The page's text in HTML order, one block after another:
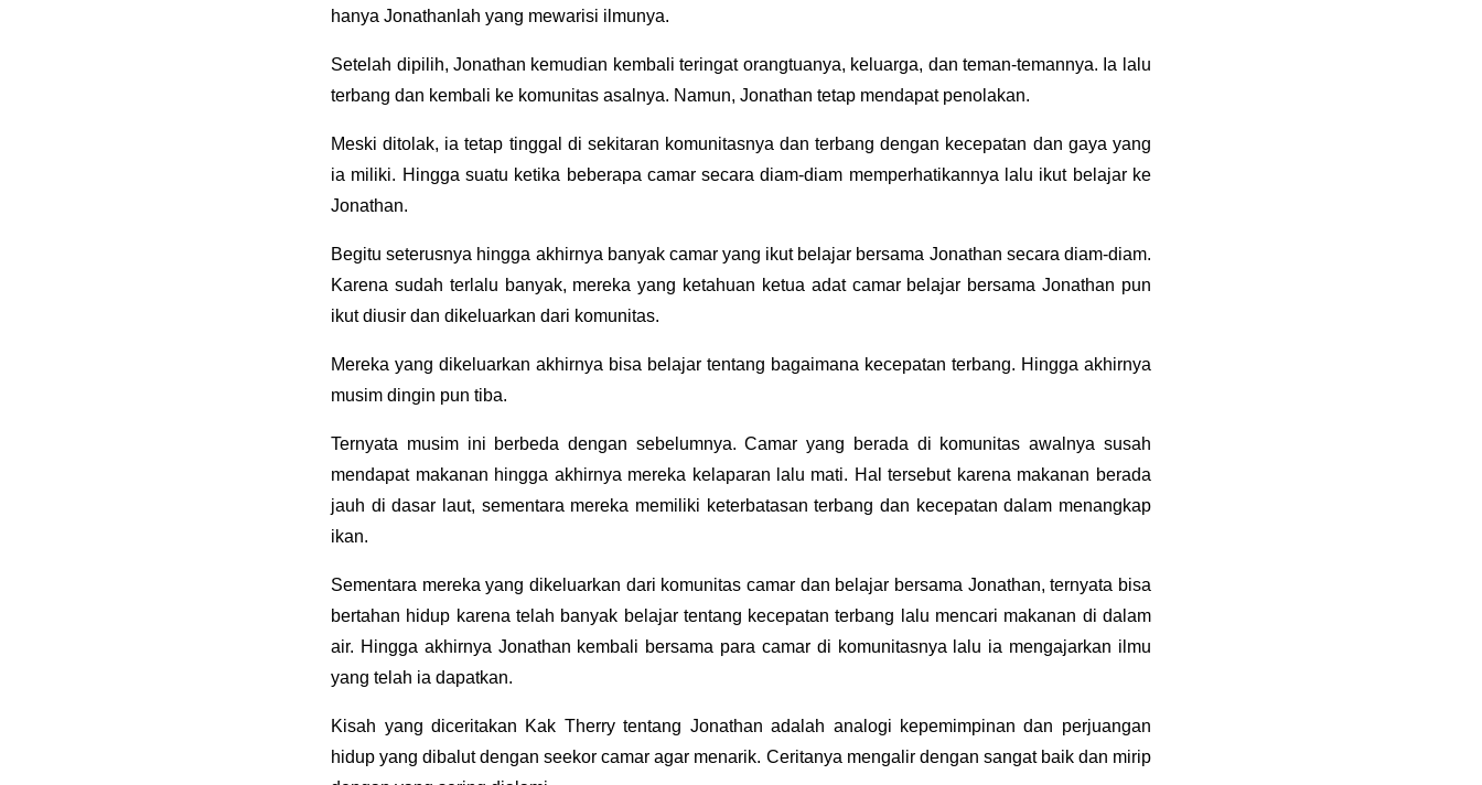
hanya Jonathanlah yang mewarisi ilmunya.
Setelah dipilih, Jonathan kemudian kembali teringat orangtuanya, keluarga, dan teman-temannya. Ia lalu
terbang dan kembali ke komunitas asalnya. Namun, Jonathan tetap mendapat penolakan.
Meski ditolak, ia tetap tinggal di sekitaran komunitasnya dan terbang dengan kecepatan dan gaya yang
ia miliki. Hingga suatu ketika beberapa camar secara diam-diam memperhatikannya lalu ikut belajar ke
Jonathan.
Begitu seterusnya hingga akhirnya banyak camar yang ikut belajar bersama Jonathan secara diam-diam.
Karena sudah terlalu banyak, mereka yang ketahuan ketua adat camar belajar bersama Jonathan pun
ikut diusir dan dikeluarkan dari komunitas.
Mereka yang dikeluarkan akhirnya bisa belajar tentang bagaimana kecepatan terbang. Hingga akhirnya
musim dingin pun tiba.
Ternyata musim ini berbeda dengan sebelumnya. Camar yang berada di komunitas awalnya susah
mendapat makanan hingga akhirnya mereka kelaparan lalu mati. Hal tersebut karena makanan berada
jauh di dasar laut, sementara mereka memiliki keterbatasan terbang dan kecepatan dalam menangkap
ikan.
Sementara mereka yang dikeluarkan dari komunitas camar dan belajar bersama Jonathan, ternyata bisa
bertahan hidup karena telah banyak belajar tentang kecepatan terbang lalu mencari makanan di dalam
air. Hingga akhirnya Jonathan kembali bersama para camar di komunitasnya lalu ia mengajarkan ilmu
yang telah ia dapatkan.
Kisah yang diceritakan Kak Therry tentang Jonathan adalah analogi kepemimpinan dan perjuangan
hidup yang dibalut dengan seekor camar agar menarik. Ceritanya mengalir dengan sangat baik dan mirip